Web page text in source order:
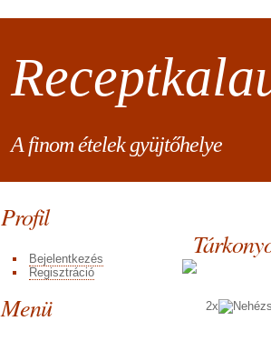
A finom ételek gyüjtőhelye
Profil
Bejelentkezés
Regisztráció
Menü 2x